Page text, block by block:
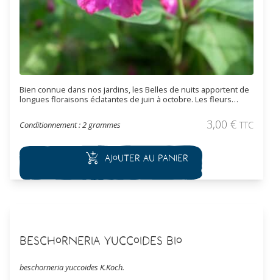
Bien connue dans nos jardins, les Belles de nuits apportent de
longues floraisons éclatantes de juin à octobre. Les fleurs
la nuit, elles se referment ensuite au matin. Les fleurs de cette
variété sont roses à rouges. Cette espèce est vivace, elle
Conditionnement : 2 grammes 3,00 € TTC
Ajouter au panier
Beschorneria yuccoides Bio
beschorneria yuccoides K.Koch.